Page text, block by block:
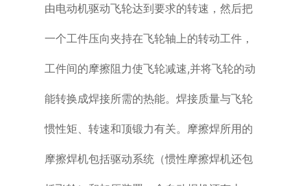
由电动机驱动飞轮达到要求的转速，然后把
一个工件压向夹持在飞轮轴上的转动工件，
工件间的摩擦阻力使飞轮减速,并将飞轮的动
能转换成焊接所需的热能。焊接质量与飞轮
惯性矩、转速和顶锻力有关。摩擦焊所用的
摩擦焊机包括驱动系统（惯性摩擦焊机还包